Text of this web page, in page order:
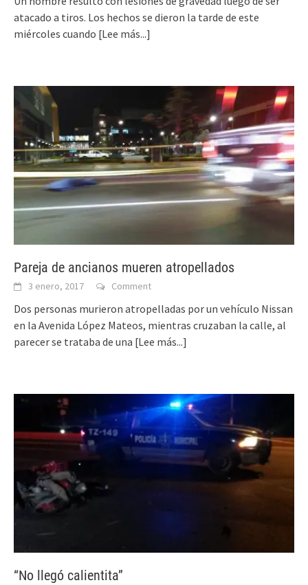
atacado a tiros. Los hechos se dieron la tarde de este
miércoles cuando [Lee más...]
Pareja de ancianos mueren atropellados
3 enero, 2017 Comment
Dos personas murieron atropelladas por un vehículo Nissan
en la Avenida López Mateos, mientras cruzaban la calle, al
parecer se trataba de una [Lee más...]
“No llegó calientita”